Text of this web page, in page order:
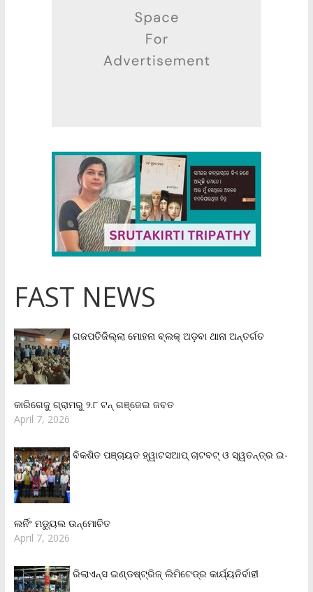
FAST NEWS
ଗଜପତିଜିଲ୍ଲା ମୋହନା ବ୍ଲକ୍‌ ଅଡ଼ବା ଥାନା ଅନ୍ତର୍ଗତ
କାରିଗେଜୁ ଗ୍ରାମରୁ ୨.୮ ଟନ୍ ଗଞ୍ଜେଇ ଜବତ
April 7, 2026
ବିକଶିତ ପଞ୍ଚାୟତ ହ୍ୱାଟସଆପ୍ ଚାଟବଟ୍ ଓ ସ୍ୱତନ୍ତ୍ର ଇ-
ଲର୍ନିଂ ମଡ୍ୟୁଲ ଉନ୍ମୋଚିତ
April 7, 2026
ରିଲାଏନ୍‌ସ ଇଣ୍ଡଷ୍ଟ୍ରିଜ୍ ଲିମିଟେଡ୍‌ର କାର୍ଯ୍ୟନିର୍ବାହୀ